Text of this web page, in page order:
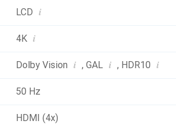
LCD i
4K i
Dolby Vision i , GAL i , HDR10 i
50 Hz
HDMI (4x)